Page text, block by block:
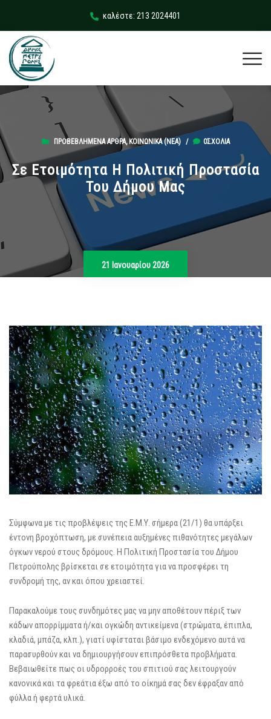
καλέστε: 213 2024401
ΠΡΟΒΕΒΛΗΜΈΝΑ ΆΡΘΡΑ, ΚΟΙΝΩΝΙΚΆ (ΝΕΑ)/ 0ΣΧΌΛΙΑ
Σε Ετοιμότητα Η Πολιτική Προστασία
Του Δήμου Μας
21 Ιανουαρίου 2026
Σύμφωνα με τις προβλέψεις της Ε.Μ.Υ. σήμερα (21/1) θα υπάρξει
έντονη βροχόπτωση, με συνέπεια αυξημένες πιθανότητες μεγάλων
όγκων νερού στους δρόμους. Η Πολιτική Προστασία του Δήμου
Πετρούπολης βρίσκεται σε ετοιμότητα για να προσφέρει τη
συνδρομή της, αν και όπου χρειαστεί.
Παρακαλούμε τους συνδημότες μας να μην αποθέτουν πέριξ των
κάδων απορρίμματα ή/και ογκώδη αντικείμενα (στρώματα, έπιπλα,
κλαδιά, μπάζα, κλπ.), γιατί υφίσταται βάσιμο ενδεχόμενο αυτά να
παρασυρθούν και να δημιουργήσουν επιπρόσθετα προβλήματα.
Βεβαιωθείτε πως οι υδρορροές του σπιτιού σας λειτουργούν
κανονικά και τα φρεάτια έξω από το οίκημά σας δεν έφραξαν από
φύλλα ή φερτά υλικά.